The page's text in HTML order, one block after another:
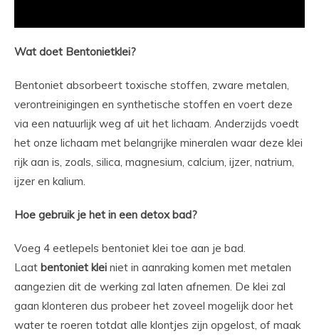
Wat doet Bentonietklei?
Bentoniet absorbeert toxische stoffen, zware metalen,
verontreinigingen en synthetische stoffen en voert deze
via een natuurlijk weg af uit het lichaam. Anderzijds voedt
het onze lichaam met belangrijke mineralen waar deze klei
rijk aan is, zoals, silica, magnesium, calcium, ijzer, natrium,
ijzer en kalium.
Hoe gebruik je het in een detox bad?
Voeg 4 eetlepels bentoniet klei toe aan je bad.
Laat bentoniet klei niet in aanraking komen met metalen
aangezien dit de werking zal laten afnemen. De klei zal
gaan klonteren dus probeer het zoveel mogelijk door het
water te roeren totdat alle klontjes zijn opgelost, of maak